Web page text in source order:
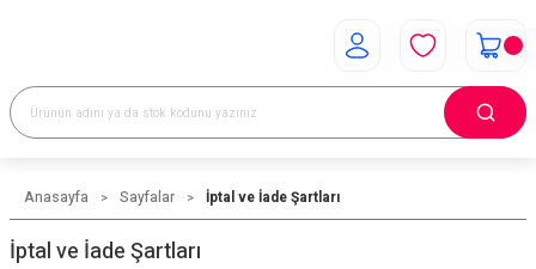
Anasayfa Sayfalar İptal ve İade Şartları
İptal ve İade Şartları